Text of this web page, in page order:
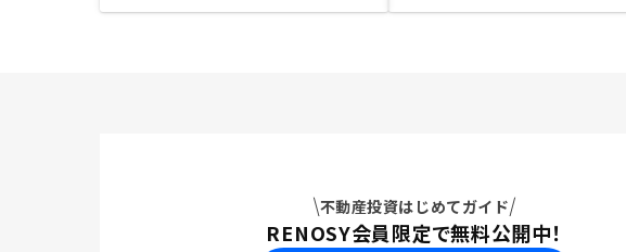
不動産投資はじめてガイド
RENOSY会員限定で無料公開中！